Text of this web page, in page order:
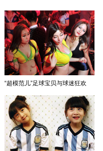
“超模范儿”足球宝贝与球迷狂欢